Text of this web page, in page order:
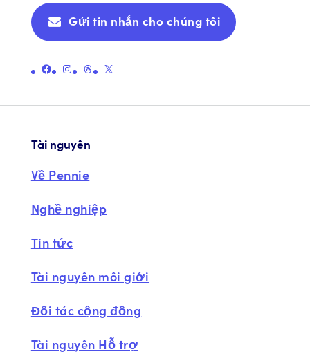
Gửi tin nhắn cho chúng tôi
Liên kết đến trang Facebook chính thức của PennieLiên kết đến trang Instagram chính thức của PennieLiên kết đến trang chủ đề chính thức của PennieLiên kết đến Trang X chính thức của Pennie (trước đây là Twitter)
Tài nguyên
Về Pennie
Nghề nghiệp
Tin tức
Tài nguyên môi giới
Đối tác cộng đồng
Tài nguyên Hỗ trợ